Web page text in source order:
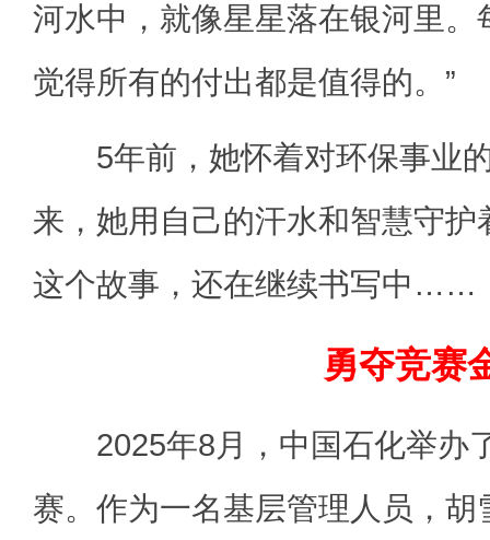
河水中，就像星星落在银河里。
觉得所有的付出都是值得的。”
5年前，她怀着对环保事业的
来，她用自己的汗水和智慧守
这个故事，还在继续书写中……
勇夺竞赛
2025年8月，中国石化举办
赛。作为一名基层管理人员，